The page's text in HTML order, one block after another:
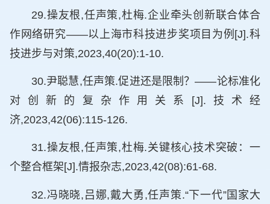
29.操友根,任声策,杜梅.企业牵头创新联合体合
作网络研究——以上海市科技进步奖项目为例[J].科
技进步与对策,2023,40(20):1-10.
30.尹聪慧,任声策.促进还是限制？——论标准化
对创新的复杂作用关系[J].技术经
济,2023,42(06):115-126.
31.操友根,任声策,杜梅.关键核心技术突破：一
个整合框架[J].情报杂志,2023,42(08):61-68.
32.冯晓晓,吕娜,戴大勇,任声策.“下一代”国家大